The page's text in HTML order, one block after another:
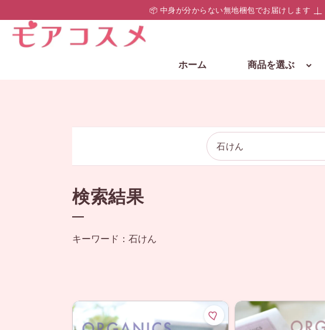
ホーム 商品を選ぶ
検索結果
キーワード：石けん
📦 中身が分からない無地梱包でお届けします